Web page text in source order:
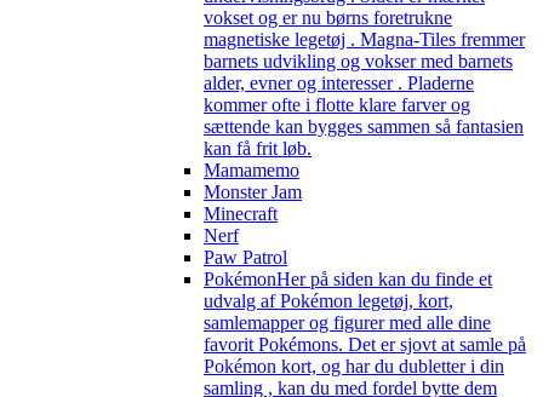
vokset og er nu børns foretrukne
magnetiske legetøj . Magna-Tiles fremmer
barnets udvikling og vokser med barnets
alder, evner og interesser . Pladerne
kommer ofte i flotte klare farver og
sættende kan bygges sammen så fantasien
kan få frit løb.
Mamamemo
Monster Jam
Minecraft
Nerf
Paw Patrol
PokémonHer på siden kan du finde et
udvalg af Pokémon legetøj, kort,
samlemapper og figurer med alle dine
favorit Pokémons. Det er sjovt at samle på
Pokémon kort, og har du dubletter i din
samling , kan du med fordel bytte dem